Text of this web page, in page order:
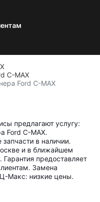
C-MAX
Ford C-MAX
предлагают услугу:
Ford C-MAX.
в наличии.
и в ближайшем
предоставляет
Замена
Макс: низкие цены.